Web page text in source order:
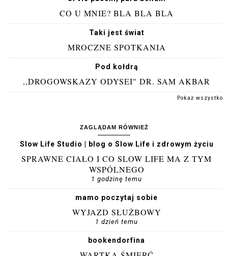
CO U MNIE? BLA BLA BLA
Taki jest świat
MROCZNE SPOTKANIA
Pod kołdrą
,,DROGOWSKAZY ODYSEI" DR. SAM AKBAR
Pokaż wszystko
ZAGLĄDAM RÓWNIEŻ
Slow Life Studio | blog o Slow Life i zdrowym życiu
SPRAWNE CIAŁO I CO SLOW LIFE MA Z TYM
WSPÓLNEGO
1 godzinę temu
mamo poczytaj sobie
WYJAZD SŁUŻBOWY
1 dzień temu
bookendorfina